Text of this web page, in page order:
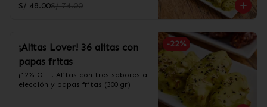
S/ 48.00S/ 74.00
-22%
¡Alitas Lover! 36 alitas con
papas fritas
¡12% OFF! Alitas con tres sabores a
elección y papas fritas (300 gr)